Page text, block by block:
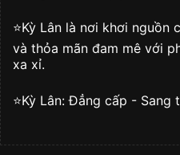
⭐️Kỳ Lân là nơi khơi nguồn
và thỏa mãn đam mê với
xa xỉ.
⭐️Kỳ Lân: Đẳng cấp -